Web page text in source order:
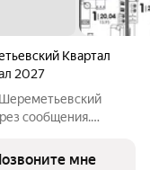
Квартал
2027
всех.
мне